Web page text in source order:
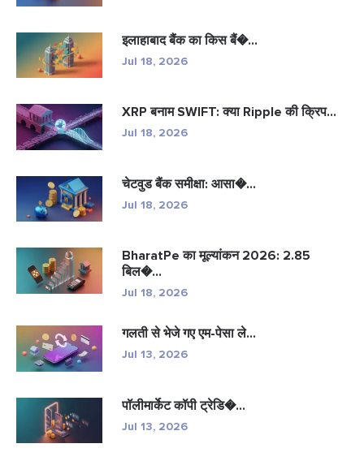
इलाहाबाद बैंक का किस बैं�...
Jul 18, 2026
XRP बनाम SWIFT: क्या Ripple की क्रिप...
Jul 18, 2026
चेटवुड बैंक समीक्षा: आसा�...
Jul 18, 2026
BharatPe का मूल्यांकन 2026: 2.85
बिल�...
Jul 18, 2026
गलती से भेजे गए एम-पेसा ले...
Jul 13, 2026
पॉलीमार्केट कॉपी ट्रेडि�...
Jul 13, 2026